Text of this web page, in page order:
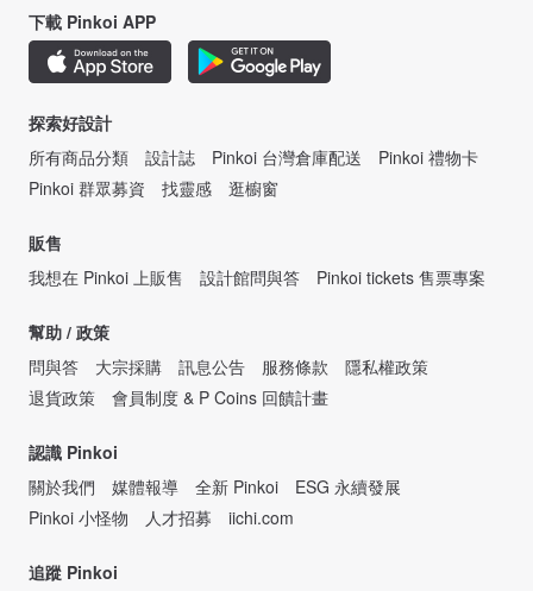
下載 Pinkoi APP
探索好設計
所有商品分類
設計誌 Pinkoi 台灣倉庫配送
Pinkoi 禮物卡
Pinkoi 群眾募資
找靈感 逛櫥窗
販售
我想在 Pinkoi 上販售
設計館問與答 Pinkoi tickets 售票專案
幫助 / 政策
問與答
大宗採購 訊息公告 服務條款
隱私權政策
退貨政策
會員制度 & P Coins 回饋計畫
認識 Pinkoi
關於我們
媒體報導 全新 Pinkoi
ESG 永續發展
Pinkoi 小怪物
人才招募 iichi.com
追蹤 Pinkoi